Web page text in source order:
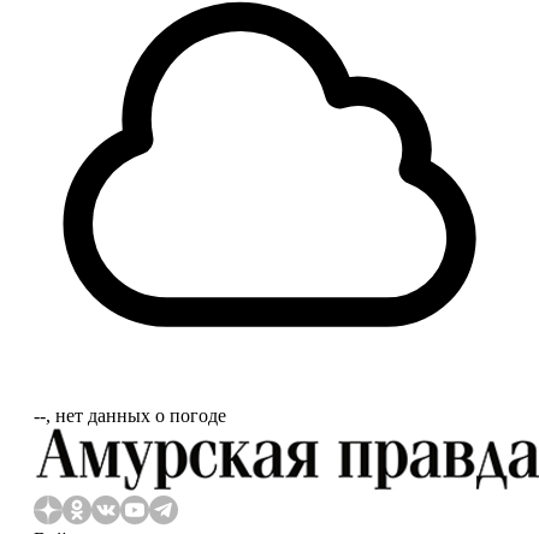
‐‐, нет данных о погоде